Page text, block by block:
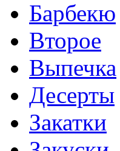
Барбекю
Второе
Выпечка
Десерты
Закатки